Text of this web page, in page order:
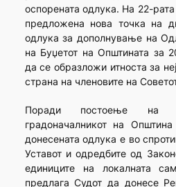
оспорената одлука. На 22-
предложена нова точка на
одлука за дополнување на
на Буџетот на Општината за
да се образложи итноста за
страна на членовите на
Поради постоење на
градоначалникот на
донесената одлука е во
Уставот и одредбите од
единиците на локалната
предлага Судот да донесе